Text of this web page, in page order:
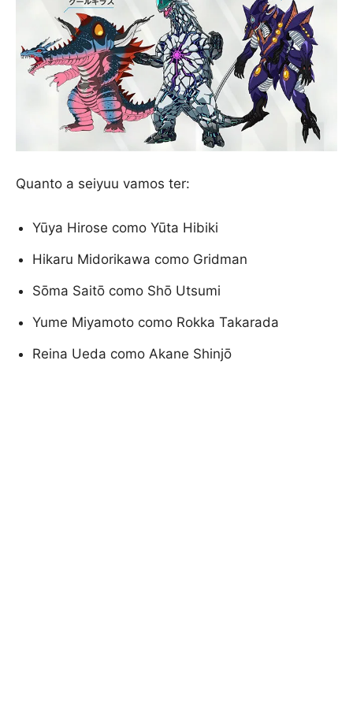
Quanto a seiyuu vamos ter:
Yūya Hirose como Yūta Hibiki
Hikaru Midorikawa como Gridman
Sōma Saitō como Shō Utsumi
Yume Miyamoto como Rokka Takarada
Reina Ueda como Akane Shinjō